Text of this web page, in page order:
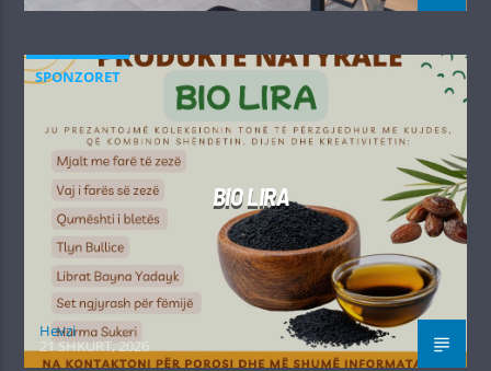
SPONZORET
BIO LIRA
Hevzi
21 SHKURT, 2026